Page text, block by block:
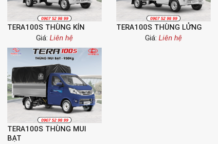
TERA100S THÙNG KÍN
Giá: Liên hệ
TERA100S THÙNG LỬNG
Giá: Liên hệ
TERA100S THÙNG MUI
BẠT